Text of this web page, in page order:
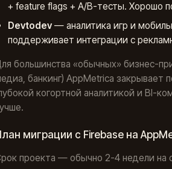
+ feature flags + A/B-тесты. Хорошо
Devtodev— аналитика игр и
поддерживает интеграции с
большинства «обычных» бизнес-
банкинг) AppMetrica закрывает
когортной аналитикой и BI-
миграции с Firebase на
проекта — обычно 2-4 недели на